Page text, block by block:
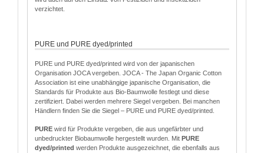
verzichtet.
PURE und PURE dyed/printed
PURE und PURE dyed/printed wird von der japanischen
Organisation JOCA vergeben. JOCA - The Japan Organic Cotton
Association ist eine unabhängige japanische Organisation, die
Standards für Produkte aus Bio-Baumwolle festlegt und diese
zertifiziert. Dabei werden mehrere Siegel vergeben. Bei manchen
Händlern finden Sie die Siegel – PURE und PURE dyed/printed.
PURE wird für Produkte vergeben, die aus ungefärbter und
unbedruckter Biobaumwolle hergestellt wurden. Mit PURE
dyed/printed werden Produkte ausgezeichnet, die ebenfalls aus